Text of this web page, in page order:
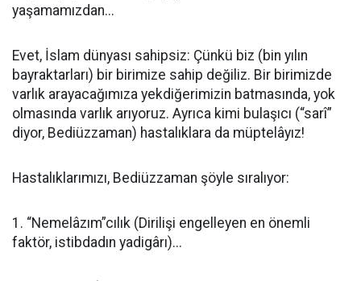
yaşamamızdan...
Evet, İslam dünyası sahipsiz: Çünkü biz (bin yılın
bayraktarları) bir birimize sahip değiliz. Bir birimizde
varlık arayacağımıza yekdiğerimizin batmasında, yok
olmasında varlık arıyoruz. Ayrıca kimi bulaşıcı (“sarî”
diyor, Bediüzzaman) hastalıklara da müptelâyız!
Hastalıklarımızı, Bediüzzaman şöyle sıralıyor:
1. “Nemelâzım”cılık (Dirilişi engelleyen en önemli
faktör, istibdadın yadigârı)...